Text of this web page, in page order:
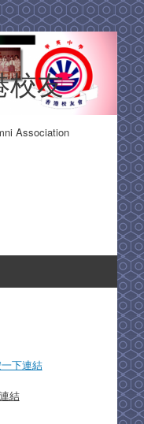
校友
Association
下連結
結